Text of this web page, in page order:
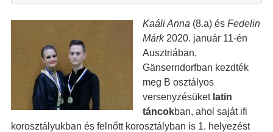
Kaáli Anna (8.a) és Fedelin
Márk2020. január 11-én
Ausztriában,
Gänserndorfban kezdték
meg B osztályos
versenyzésüket latin
táncokban, ahol saját ifi
korosztályukban és felnőtt korosztályban is 1. helyezést